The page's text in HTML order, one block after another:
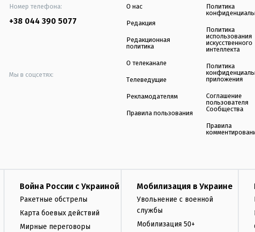
Номер телефона:
+38 044 390 5077
Мы в соцсетях:
О нас
Редакция
Редакционная
политика
О телеканале
Телеведущие
Рекламодателям
Правила пользования
Политика
Политика
использования
искусственного
интеллекта
Политика
приложения
Соглашение
пользователя
Сообщества
Правила
Война России с Украиной
Ракетные обстрелы
Карта боевых действий
Мирные переговоры
Мобилизация в Украине
Увольнение с военной
службы
Мобилизация 50+